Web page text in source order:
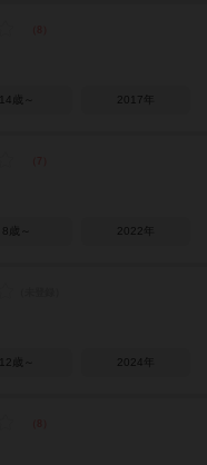
14歳～ 2017年
8歳～ 2022年
12歳～ 2024年